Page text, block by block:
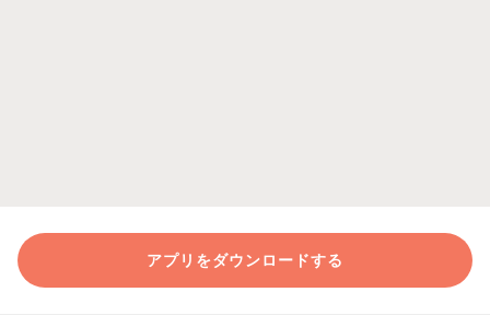
アプリをダウンロードする